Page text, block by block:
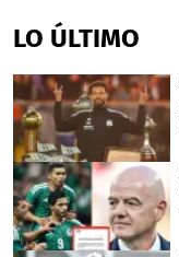
of
49
LO ÚLTIMO